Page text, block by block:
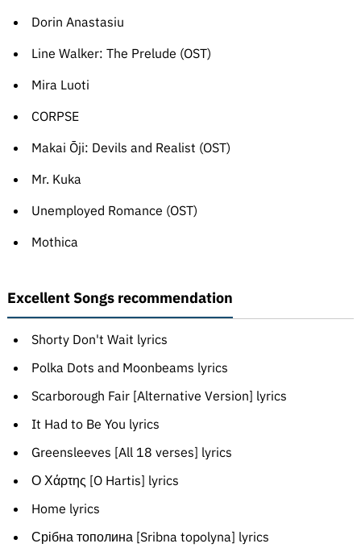
Dorin Anastasiu
Line Walker: The Prelude (OST)
Mira Luoti
CORPSE
Makai Ōji: Devils and Realist (OST)
Mr. Kuka
Unemployed Romance (OST)
Mothica
Excellent Songs recommendation
Shorty Don't Wait lyrics
Polka Dots and Moonbeams lyrics
Scarborough Fair [Alternative Version] lyrics
It Had to Be You lyrics
Greensleeves [All 18 verses] lyrics
Ο Χάρτης [O Hartis] lyrics
Home lyrics
Срібна тополина [Sribna topolyna] lyrics